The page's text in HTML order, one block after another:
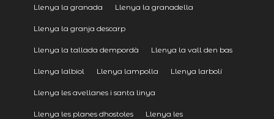
Llenya la granada Llenya la granadella
Llenya la granja descarp
Llenya la tallada dempordà Llenya la vall den bas
Llenya lalbiol Llenya lampolla Llenya larbolí
Llenya les avellanes i santa linya
Llenya les planes dhostoles Llenya les